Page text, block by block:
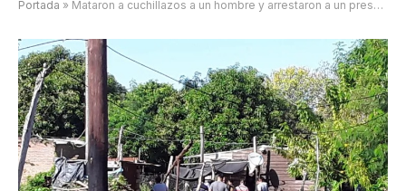
Portada » Mataron a cuchillazos a un hombre y arrestaron a un presunto atacante